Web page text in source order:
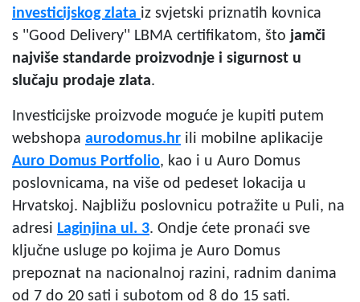
investicijskog zlata iz svjetski priznatih kovnica
s ''Good Delivery'' LBMA certifikatom, što jamči
najviše standarde proizvodnje i sigurnost u
slučaju prodaje zlata.
Investicijske proizvode moguće je kupiti putem
webshopa aurodomus.hr ili mobilne aplikacije
Auro Domus Portfolio, kao i u Auro Domus
poslovnicama, na više od pedeset lokacija u
Hrvatskoj. Najbližu poslovnicu potražite u Puli, na
adresi Laginjina ul. 3. Ondje ćete pronaći sve
ključne usluge po kojima je Auro Domus
prepoznat na nacionalnoj razini, radnim danima
od 7 do 20 sati i subotom od 8 do 15 sati.